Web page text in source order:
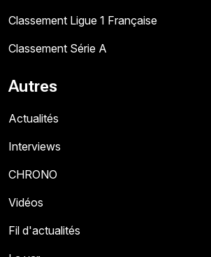
Classement Ligue 1 Française
Classement Série A
Autres
Actualités
Interviews
CHRONO
Vidéos
Fil d'actualités